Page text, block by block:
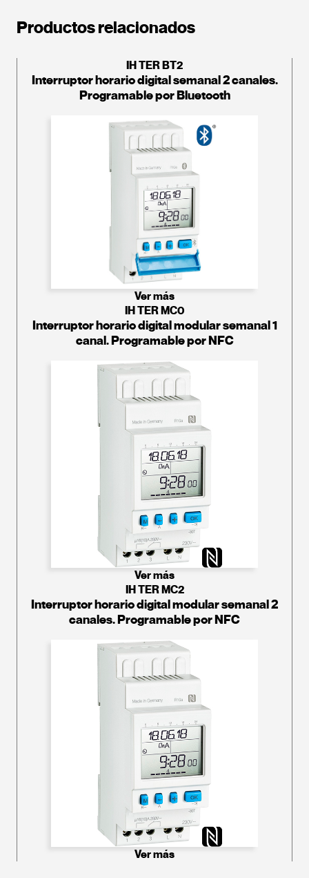
Productos relacionados
IH TER BT2
Interruptor horario digital semanal 2 canales.
Programable por Bluetooth
Ver más
IH TER MC0
Interruptor horario digital modular semanal 1
canal. Programable por NFC
Ver más
IH TER MC2
Interruptor horario digital modular semanal 2
canales. Programable por NFC
Ver más